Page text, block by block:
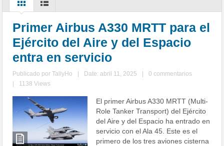
Primer Airbus A330 MRTT para el
Ejército del Aire y del Espacio
entra en servicio
Publicado porTallyHo Date: abril 11, 2025
0 commentarios
1138 Views
El primer Airbus A330 MRTT (Multi-
Role Tanker Transport) del Ejército
del Aire y del Espacio ha entrado en
servicio con el Ala 45. Este es el
primero de los tres aviones cisterna